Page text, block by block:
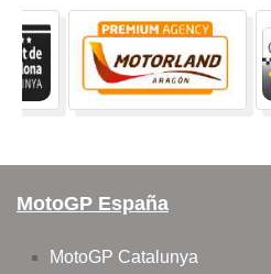
MotoGP España
MotoGP Catalunya